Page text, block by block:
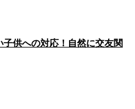
供への対応！自然に交友関